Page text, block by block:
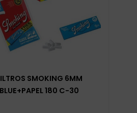
SMOKING 6MM
BLUE+PAPEL 180 C-30